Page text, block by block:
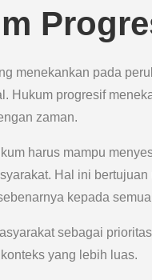
menekankan pada
Hukum progresif
zaman.
harus mampu
Hal ini
kepada
sebagai
yang lebih luas.